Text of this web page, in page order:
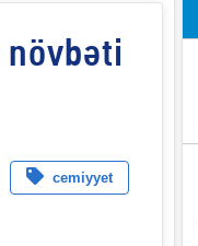
cemiyyet